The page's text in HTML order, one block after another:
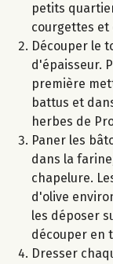
petits
courgettes et
Découper le
d'épaisseur.
première
battus et
herbes de
Paner les
dans la
chapelure.
d'olive
les déposer
découper en
Dresser